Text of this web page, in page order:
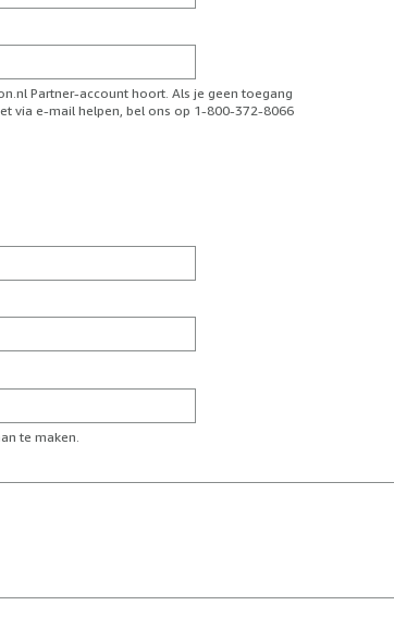
Partner-account hoort. Als je geen toegang
via e-mail helpen, bel ons op 1-800-372-8066
te maken.